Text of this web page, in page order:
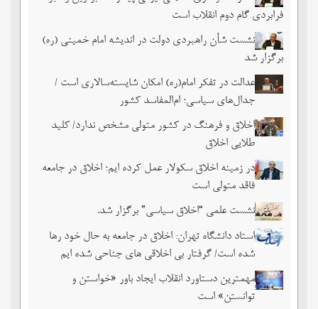
فرابردی گام دوم انقلاب است
نشست شأن راهبردی دولت در اندیشه امام خمینی (ره)
برگزار شد
عدالت در تفکر امام(ره) امکان شایسته‌سالاری است /
جدال‌های سیاسی؛ ام‌المفاسد کشور
اخلاق و فرهنگ در کشور متولی مشخص ندارد/ کلید
طلایی اخلاق
در زمینه اخلاق سکولار عمل کرده ایم؛ اخلاق در جامعه
فاقد متولی است
نشست علمی “اخلاق سیاسی” برگزار شد.
استاد دانشگاه تهران: اخلاق در جامعه به حال خود رها
شده است/ گرفتار بی اخلاقی های جناحی شده ایم
مهمترین دستاورد انقلاب ایجاد باور «خواستن و
توانستن» است